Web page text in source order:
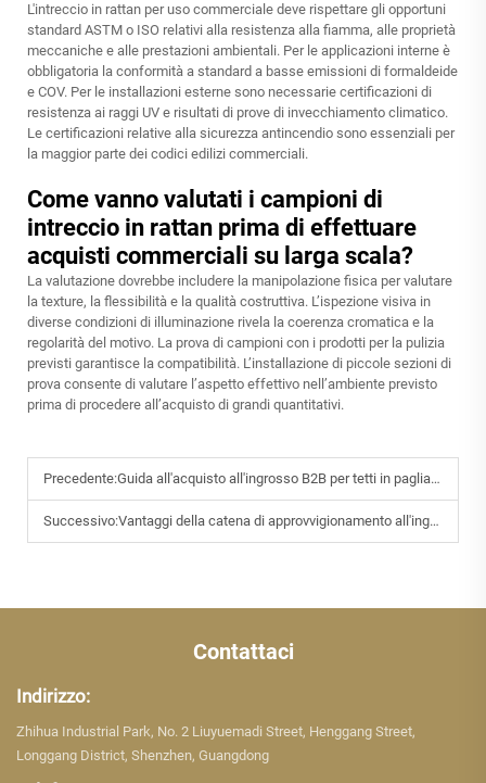
L'intreccio in rattan per uso commerciale deve rispettare gli opportuni
standard ASTM o ISO relativi alla resistenza alla fiamma, alle proprietà
meccaniche e alle prestazioni ambientali. Per le applicazioni interne è
obbligatoria la conformità a standard a basse emissioni di formaldeide
e COV. Per le installazioni esterne sono necessarie certificazioni di
resistenza ai raggi UV e risultati di prove di invecchiamento climatico.
Le certificazioni relative alla sicurezza antincendio sono essenziali per
la maggior parte dei codici edilizi commerciali.
Come vanno valutati i campioni di
intreccio in rattan prima di effettuare
acquisti commerciali su larga scala?
La valutazione dovrebbe includere la manipolazione fisica per valutare
la texture, la flessibilità e la qualità costruttiva. L’ispezione visiva in
diverse condizioni di illuminazione rivela la coerenza cromatica e la
regolarità del motivo. La prova di campioni con i prodotti per la pulizia
previsti garantisce la compatibilità. L’installazione di piccole sezioni di
prova consente di valutare l’aspetto effettivo nell’ambiente previsto
prima di procedere all’acquisto di grandi quantitativi.
Precedente:Guida all'acquisto all'ingrosso B2B per tetti in paglia artificiale
Successivo:Vantaggi della catena di approvvigionamento all'ingrosso B2B per l'intreccio in rattan
Contattaci
Indirizzo:
Zhihua Industrial Park, No. 2 Liuyuemadi Street, Henggang Street,
Longgang District, Shenzhen, Guangdong